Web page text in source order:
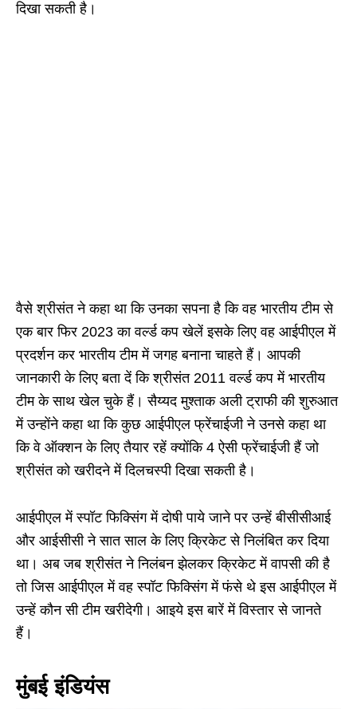
दिखा सकती है।
वैसे श्रीसंत ने कहा था कि उनका सपना है कि वह भारतीय टीम से
एक बार फिर 2023 का वर्ल्ड कप खेलें इसके लिए वह आईपीएल में
प्रदर्शन कर भारतीय टीम में जगह बनाना चाहते हैं। आपकी
जानकारी के लिए बता दें कि श्रीसंत 2011 वर्ल्ड कप में भारतीय
टीम के साथ खेल चुके हैं। सैय्यद मुश्ताक अली ट्राफी की शुरुआत
में उन्होंने कहा था कि कुछ आईपीएल फ्रेंचाईजी ने उनसे कहा था
कि वे ऑक्शन के लिए तैयार रहें क्योंकि 4 ऐसी फ्रेंचाईजी हैं जो
श्रीसंत को खरीदने में दिलचस्पी दिखा सकती है।
आईपीएल में स्पॉट फिक्सिंग में दोषी पाये जाने पर उन्हें बीसीसीआई
और आईसीसी ने सात साल के लिए क्रिकेट से निलंबित कर दिया
था। अब जब श्रीसंत ने निलंबन झेलकर क्रिकेट में वापसी की है
तो जिस आईपीएल में वह स्पॉट फिक्सिंग में फंसे थे इस आईपीएल में
उन्हें कौन सी टीम खरीदेगी। आइये इस बारें में विस्तार से जानते
हैं।
मुंबई इंडियंस